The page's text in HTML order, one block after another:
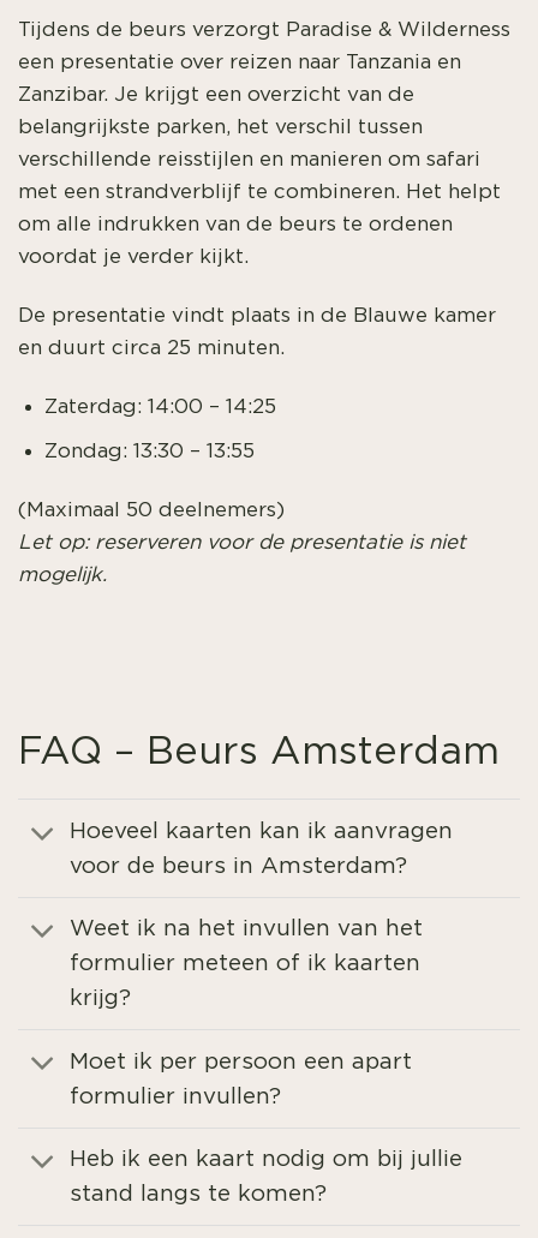
Tijdens de beurs verzorgt Paradise & Wilderness
een presentatie over reizen naar Tanzania en
Zanzibar. Je krijgt een overzicht van de
belangrijkste parken, het verschil tussen
verschillende reisstijlen en manieren om safari
met een strandverblijf te combineren. Het helpt
om alle indrukken van de beurs te ordenen
voordat je verder kijkt.
De presentatie vindt plaats in de Blauwe kamer
en duurt circa 25 minuten.
Zaterdag: 14:00 – 14:25
Zondag: 13:30 – 13:55
(Maximaal 50 deelnemers)
Let op: reserveren voor de presentatie is niet
mogelijk.
FAQ – Beurs Amsterdam
Hoeveel kaarten kan ik aanvragen
voor de beurs in Amsterdam?
Weet ik na het invullen van het
formulier meteen of ik kaarten
krijg?
Moet ik per persoon een apart
formulier invullen?
Heb ik een kaart nodig om bij jullie
stand langs te komen?